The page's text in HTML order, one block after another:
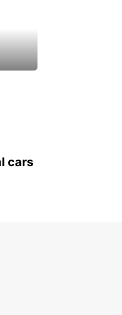
cars